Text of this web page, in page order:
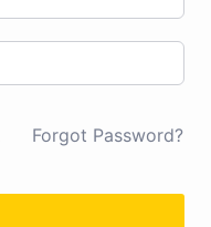
Forgot Password?